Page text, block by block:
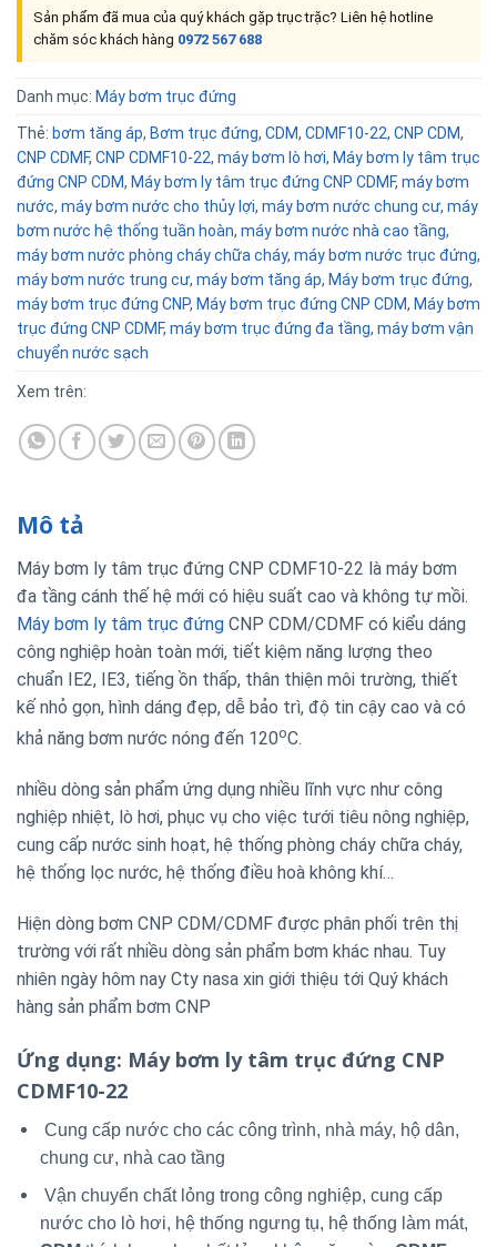
Sản phẩm đã mua của quý khách gặp trục trặc? Liên hệ hotline
chăm sóc khách hàng 0972 567 688
Danh mục: Máy bơm trục đứng
Thẻ: bơm tăng áp, Bơm trục đứng, CDM, CDMF10-22, CNP CDM,
CNP CDMF, CNP CDMF10-22, máy bơm lò hơi, Máy bơm ly tâm trục
đứng CNP CDM, Máy bơm ly tâm trục đứng CNP CDMF, máy bơm
nước, máy bơm nước cho thủy lợi, máy bơm nước chung cư, máy
bơm nước hệ thống tuần hoàn, máy bơm nước nhà cao tầng,
máy bơm nước phòng cháy chữa cháy, máy bơm nước trục đứng,
máy bơm nước trung cư, máy bơm tăng áp, Máy bơm trục đứng,
máy bơm trục đứng CNP, Máy bơm trục đứng CNP CDM, Máy bơm
trục đứng CNP CDMF, máy bơm trục đứng đa tầng, máy bơm vận
chuyển nước sạch
Xem trên:
Mô tả
Máy bơm ly tâm trục đứng CNP CDMF10-22 là máy bơm
đa tầng cánh thế hệ mới có hiệu suất cao và không tự mồi.
Máy bơm ly tâm trục đứng CNP CDM/CDMF có kiểu dáng
công nghiệp hoàn toàn mới, tiết kiệm năng lượng theo
chuẩn IE2, IE3, tiếng ồn thấp, thân thiện môi trường, thiết
kế nhỏ gọn, hình dáng đẹp, dễ bảo trì, độ tin cậy cao và có
khả năng bơm nước nóng đến 120oC.
nhiều dòng sản phẩm ứng dụng nhiều lĩnh vực như công
nghiệp nhiệt, lò hơi, phục vụ cho việc tưới tiêu nông nghiệp,
cung cấp nước sinh hoạt, hệ thống phòng cháy chữa cháy,
hệ thống lọc nước, hệ thống điều hoà không khí…
Hiện dòng bơm CNP CDM/CDMF được phân phối trên thị
trường với rất nhiều dòng sản phẩm bơm khác nhau. Tuy
nhiên ngày hôm nay Cty nasa xin giới thiệu tới Quý khách
hàng sản phẩm bơm CNP
Ứng dụng: Máy bơm ly tâm trục đứng CNP
CDMF10-22
Cung cấp nước cho các công trình, nhà máy, hộ dân,
chung cư, nhà cao tầng
Vận chuyển chất lỏng trong công nghiệp, cung cấp
nước cho lò hơi, hệ thống ngưng tụ, hệ thống làm mát,